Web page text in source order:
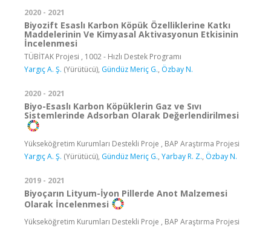
2020 - 2021
Biyozift Esaslı Karbon Köpük Özelliklerine Katkı
Maddelerinin Ve Kimyasal Aktivasyonun Etkisinin
İncelenmesi
TÜBİTAK Projesi , 1002 - Hızlı Destek Programı
Yargıç A. Ş. (Yürütücü), Gündüz Meriç G., Özbay N.
2020 - 2021
Biyo-Esaslı Karbon Köpüklerin Gaz ve Sıvı
Sistemlerinde Adsorban Olarak Değerlendirilmesi
Yükseköğretim Kurumları Destekli Proje , BAP Araştırma Projesi
Yargıç A. Ş. (Yürütücü), Gündüz Meriç G., Yarbay R. Z., Özbay N.
2019 - 2021
Biyoçarın Lityum-İyon Pillerde Anot Malzemesi
Olarak İncelenmesi
Yükseköğretim Kurumları Destekli Proje , BAP Araştırma Projesi